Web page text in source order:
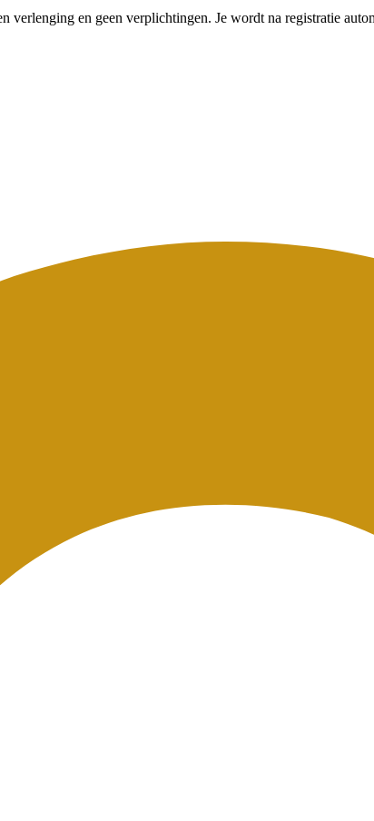
verlenging en geen verplichtingen. Je wordt na registratie